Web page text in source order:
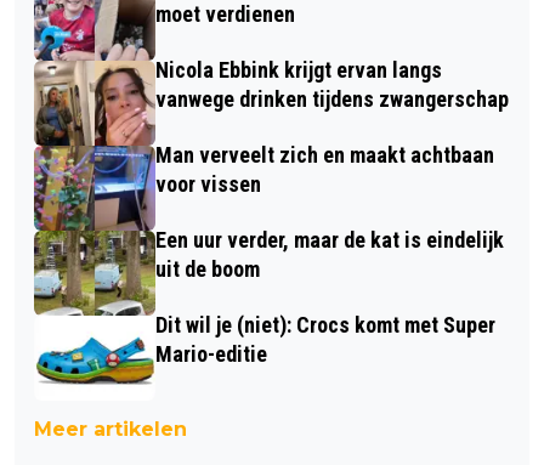
moet verdienen
Nicola Ebbink krijgt ervan langs
vanwege drinken tijdens zwangerschap
Man verveelt zich en maakt achtbaan
voor vissen
Een uur verder, maar de kat is eindelijk
uit de boom
Dit wil je (niet): Crocs komt met Super
Mario-editie
Meer artikelen